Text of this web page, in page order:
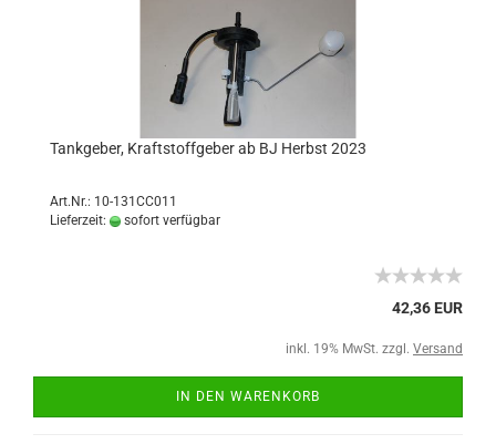
Tankgeber, Kraftstoffgeber ab BJ Herbst 2023
Art.Nr.: 10-131CC011
Lieferzeit:
sofort verfügbar
42,36 EUR
inkl. 19% MwSt. zzgl. Versand
IN DEN WARENKORB